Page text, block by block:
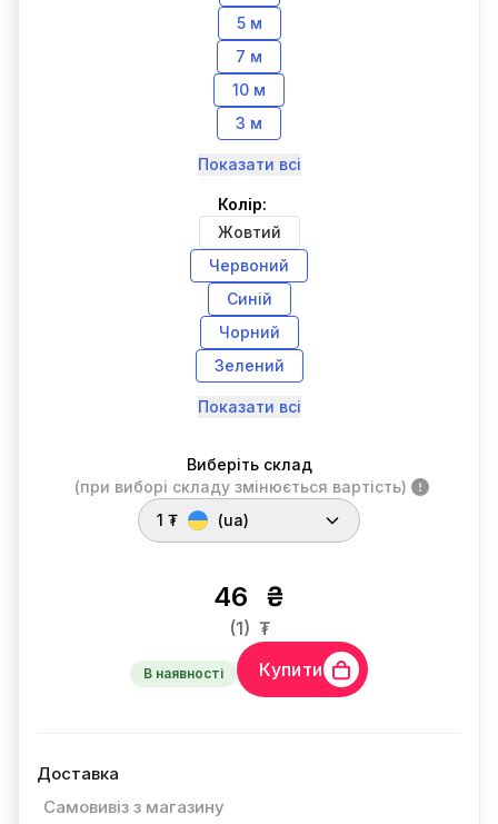
5 м
7 м
10 м
3 м
Показати всі
Колір:
Жовтий
Червоний
Синій
Чорний
Зелений
Показати всі
Виберіть склад
(при виборі складу змінюється вартість)
1 ₮
(ua)
46 ₴
(1) ₮
В наявності Купити
Доставка
Самовивіз з магазину